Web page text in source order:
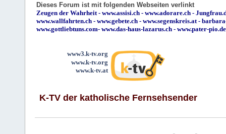
Dieses Forum ist mit folgenden Webseiten verlinkt
Zeugen der Wahrheit - www.assisi.ch - www.adorare.ch -
www.wallfahrten.ch - www.gebete.ch - www.segenskreis.at -
www.gottliebtuns.com- www.das-haus-lazarus.ch - www.pater-pio.de
www3.k-tv.org
www.k-tv.org
www.k-tv.at
K-TV der katholische Fernsehsender